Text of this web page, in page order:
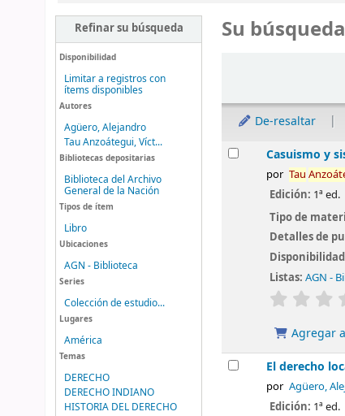
Refinar su búsqueda
Disponibilidad
Limitar a registros con
ítems disponibles
Autores
Agüero, Alejandro
Tau Anzoátegui, Víct...
Bibliotecas depositarias
Biblioteca del Archivo
General de la Nación
Tipos de ítem
Libro
Ubicaciones
AGN - Biblioteca
Series
Colección de estudio...
Lugares
América
Temas
DERECHO
DERECHO INDIANO
HISTORIA DEL DERECHO
Su
De-resaltar
ResultadosCasuismo y
por Tau
Edición: 1ª ed.
Tipo de
Detalles de
Listas: AGN -
valoración
Agregar
El derecho
por Agüero,
Edición: 1ª ed.